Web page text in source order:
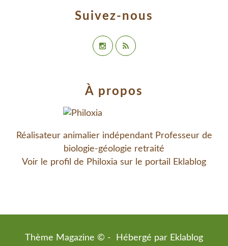
Suivez-nous
À propos
Réalisateur animalier indépendant Professeur de
biologie-géologie retraité
Voir le profil de Philoxia sur le portail Eklablog
Thème Magazine © - Hébergé par Eklablog